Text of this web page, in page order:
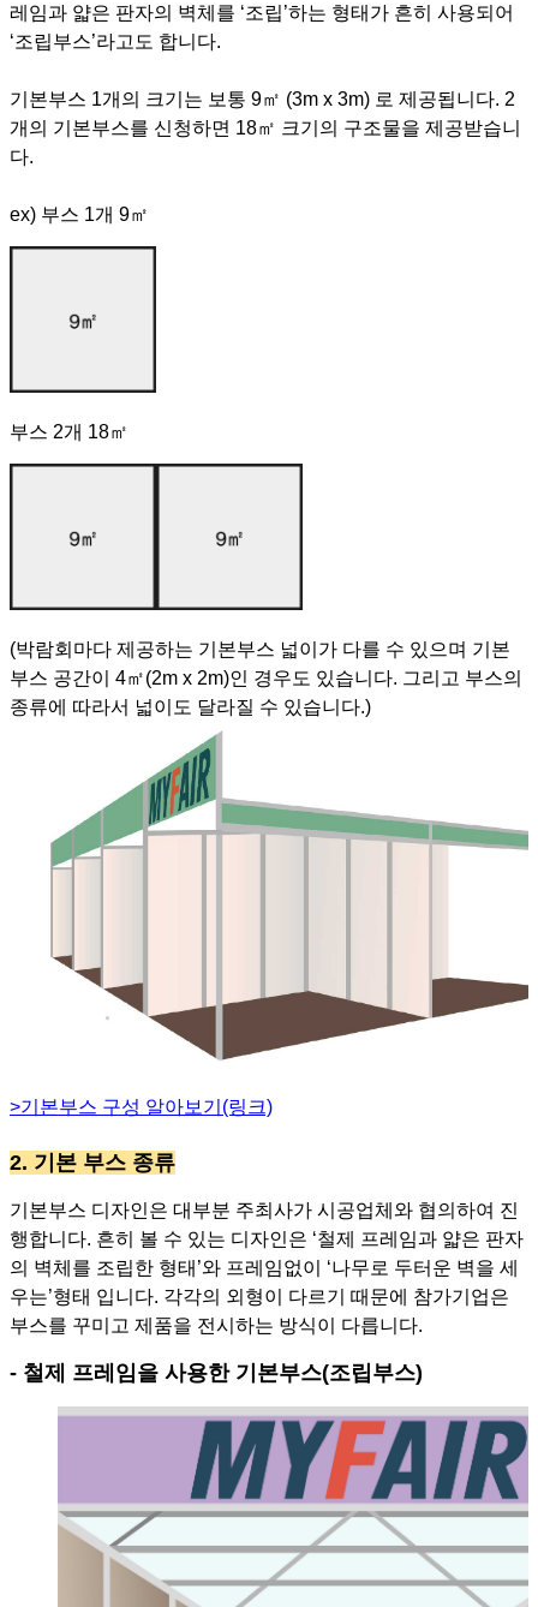
레임과 얇은 판자의 벽체를 ‘조립’하는 형태가 흔히 사용되어
‘조립부스’라고도 합니다.
기본부스 1개의 크기는 보통 9㎡ (3m x 3m) 로 제공됩니다. 2
개의 기본부스를 신청하면 18㎡ 크기의 구조물을 제공받습니
다.
ex) 부스 1개 9㎡
부스 2개 18㎡
(박람회마다 제공하는 기본부스 넓이가 다를 수 있으며 기본
부스 공간이 4㎡(2m x 2m)인 경우도 있습니다. 그리고 부스의
종류에 따라서 넓이도 달라질 수 있습니다.)
>기본부스 구성 알아보기(링크)
2. 기본 부스 종류
기본부스 디자인은 대부분 주최사가 시공업체와 협의하여 진
행합니다. 흔히 볼 수 있는 디자인은 ‘철제 프레임과 얇은 판자
의 벽체를 조립한 형태’와 프레임없이 ‘나무로 두터운 벽을 세
우는’형태 입니다. 각각의 외형이 다르기 때문에 참가기업은
부스를 꾸미고 제품을 전시하는 방식이 다릅니다.
- 철제 프레임을 사용한 기본부스(조립부스)